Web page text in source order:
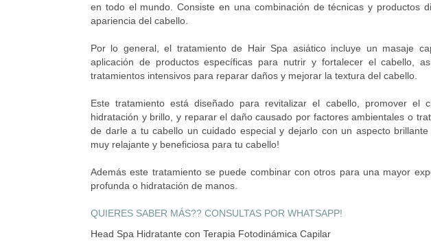
en todo el mundo. Consiste en una combinación de técnicas y productos
apariencia del cabello.
Por lo general, el tratamiento de Hair Spa asiático incluye un masaje
aplicación de productos específicas para nutrir y fortalecer el cabello,
tratamientos intensivos para reparar daños y mejorar la textura del cabello.
Este tratamiento está diseñado para revitalizar el cabello, promover el
hidratación y brillo, y reparar el daño causado por factores ambientales o
de darle a tu cabello un cuidado especial y dejarlo con un aspecto brillante
muy relajante y beneficiosa para tu cabello!
Además este tratamiento se puede combinar con otros para una mayor
profunda o hidratación de manos.
QUIERES SABER MÁS?? CONSULTAS POR WHATSAPP!
Head Spa Hidratante con Terapia Fotodinámica Capilar